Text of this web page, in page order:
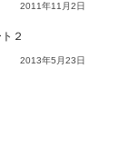
2011年11月2日
２
2013年5月23日